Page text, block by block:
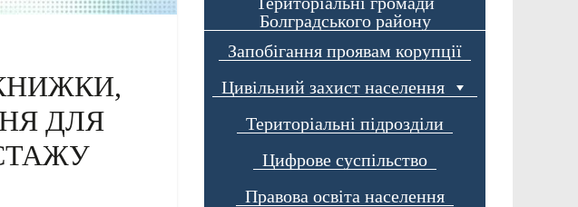
ДЛЯ
Болградського району
Запобігання проявам корупції
Цивільний захист населення
Територіальні підрозділи
Цифрове суспільство
Правова освіта населення